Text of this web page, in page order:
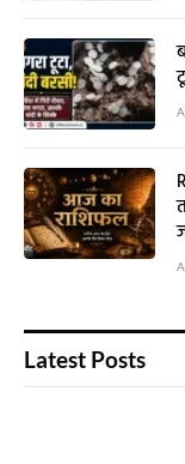
Latest Posts